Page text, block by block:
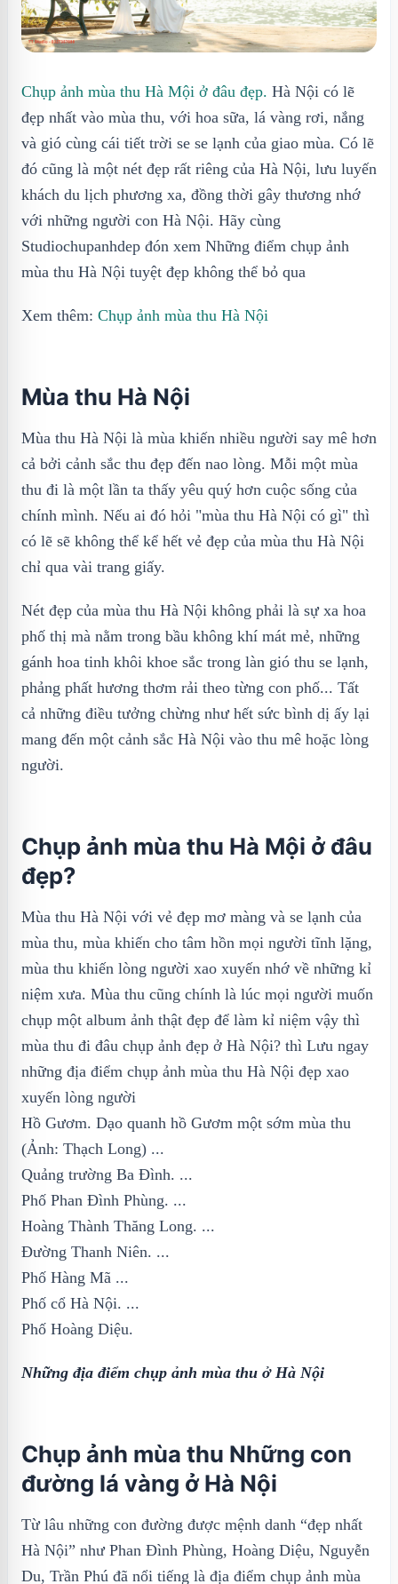
Chụp ảnh mùa thu Hà Mội ở đâu đẹp. Hà Nội có lẽ
đẹp nhất vào mùa thu, với hoa sữa, lá vàng rơi, nắng
và gió cùng cái tiết trời se se lạnh của giao mùa. Có lẽ
đó cũng là một nét đẹp rất riêng của Hà Nội, lưu luyến
khách du lịch phương xa, đồng thời gây thương nhớ
với những người con Hà Nội. Hãy cùng
Studiochupanhdep đón xem Những điểm chụp ảnh
mùa thu Hà Nội tuyệt đẹp không thể bỏ qua
Xem thêm: Chụp ảnh mùa thu Hà Nội
Mùa thu Hà Nội
Mùa thu Hà Nội là mùa khiến nhiều người say mê hơn
cả bởi cảnh sắc thu đẹp đến nao lòng. Mỗi một mùa
thu đi là một lần ta thấy yêu quý hơn cuộc sống của
chính mình. Nếu ai đó hỏi "mùa thu Hà Nội có gì" thì
có lẽ sẽ không thể kể hết vẻ đẹp của mùa thu Hà Nội
chỉ qua vài trang giấy.
Nét đẹp của mùa thu Hà Nội không phải là sự xa hoa
phố thị mà nằm trong bầu không khí mát mẻ, những
gánh hoa tinh khôi khoe sắc trong làn gió thu se lạnh,
phảng phất hương thơm rải theo từng con phố... Tất
cả những điều tưởng chừng như hết sức bình dị ấy lại
mang đến một cảnh sắc Hà Nội vào thu mê hoặc lòng
người.
Chụp ảnh mùa thu Hà Mội ở đâu
đẹp?
Mùa thu Hà Nội với vẻ đẹp mơ màng và se lạnh của
mùa thu, mùa khiến cho tâm hồn mọi người tĩnh lặng,
mùa thu khiến lòng người xao xuyến nhớ về những kỉ
niệm xưa. Mùa thu cũng chính là lúc mọi người muốn
chụp một album ảnh thật đẹp để làm kỉ niệm vậy thì
mùa thu đi đâu chụp ảnh đẹp ở Hà Nội? thì Lưu ngay
những địa điểm chụp ảnh mùa thu Hà Nội đẹp xao
xuyến lòng người
Hồ Gươm. Dạo quanh hồ Gươm một sớm mùa thu
(Ảnh: Thạch Long) ...
Quảng trường Ba Đình. ...
Phố Phan Đình Phùng. ...
Hoàng Thành Thăng Long. ...
Đường Thanh Niên. ...
Phố Hàng Mã ...
Phố cổ Hà Nội. ...
Phố Hoàng Diệu.
Những địa điểm chụp ảnh mùa thu ở Hà Nội
Chụp ảnh mùa thu Những con
đường lá vàng ở Hà Nội
Từ lâu những con đường được mệnh danh “đẹp nhất
Hà Nội” như Phan Đình Phùng, Hoàng Diệu, Nguyễn
Du, Trần Phú đã nổi tiếng là địa điểm chụp ảnh mùa